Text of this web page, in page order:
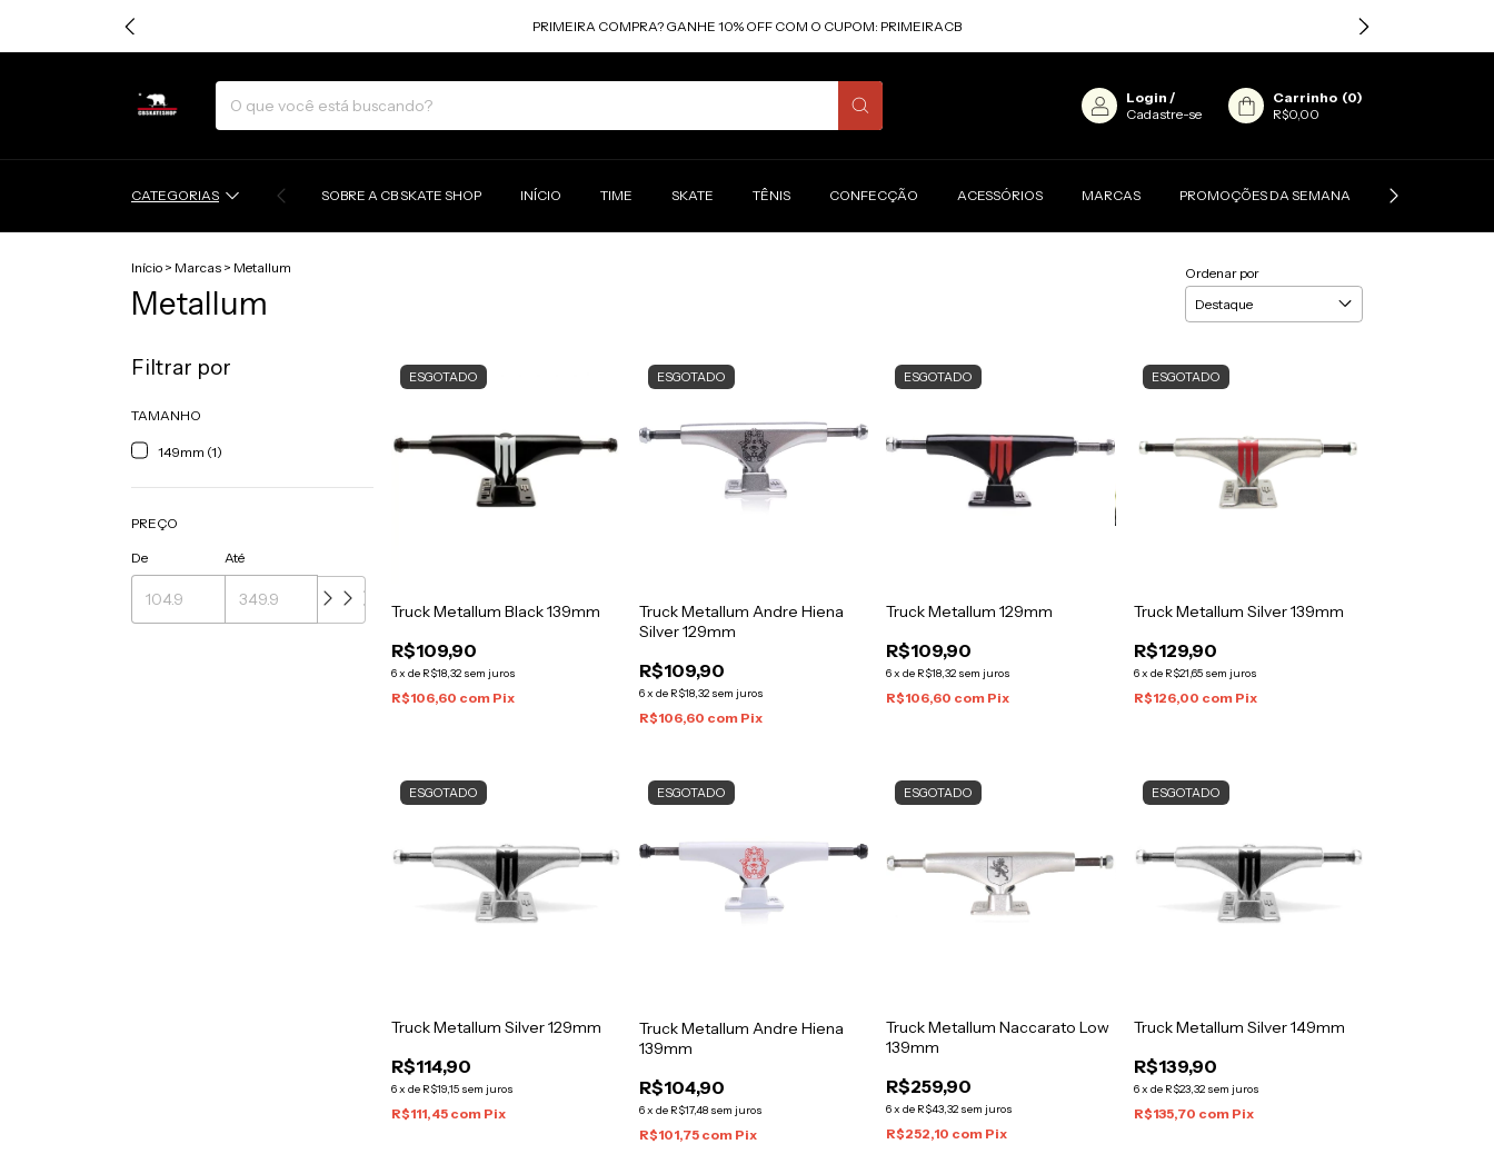
PRIMEIRA COMPRA? GANHE 10% OFF COM O CUPOM: PRIMEIRACB
Login /
Cadastre-se
Carrinho (0)
R$0,00
CATEGORIAS SOBRE A CB SKATE SHOP INÍCIO TIME SKATE TÊNIS CONFECÇÃO ACESSÓRIOS MARCAS PROMOÇÕES DA SEMANA CONTATO
Início > Marcas > Metallum
Metallum
Ordenar por
Filtrar por
TAMANHO
149mm (1)
PREÇO
De Até
ESGOTADO
Truck Metallum Black 139mm
R$109,90
6xde R$18,32 sem juros
R$106,60 com Pix
ESGOTADO
Truck Metallum Andre Hiena
Silver 129mm
R$109,90
6x de R$18,32 sem juros
R$106,60 com Pix
ESGOTADO
Truck Metallum 129mm
R$109,90
6xde R$18,32 sem juros
R$106,60 com Pix
ESGOTADO
Truck Metallum Silver 139mm
R$129,90
6x de R$21,65 sem juros
R$126,00 com Pix
ESGOTADO
Truck Metallum Silver 129mm
R$114,90
6xde R$19,15 sem juros
R$111,45 com Pix
ESGOTADO
Truck Metallum Andre Hiena
139mm
R$104,90
6x de R$17,48 sem juros
R$101,75 com Pix
ESGOTADO
Truck Metallum Naccarato Low
139mm
R$259,90
6xde R$43,32 sem juros
R$252,10 com Pix
ESGOTADO
Truck Metallum Silver 149mm
R$139,90
6x de R$23,32 sem juros
R$135,70 com Pix